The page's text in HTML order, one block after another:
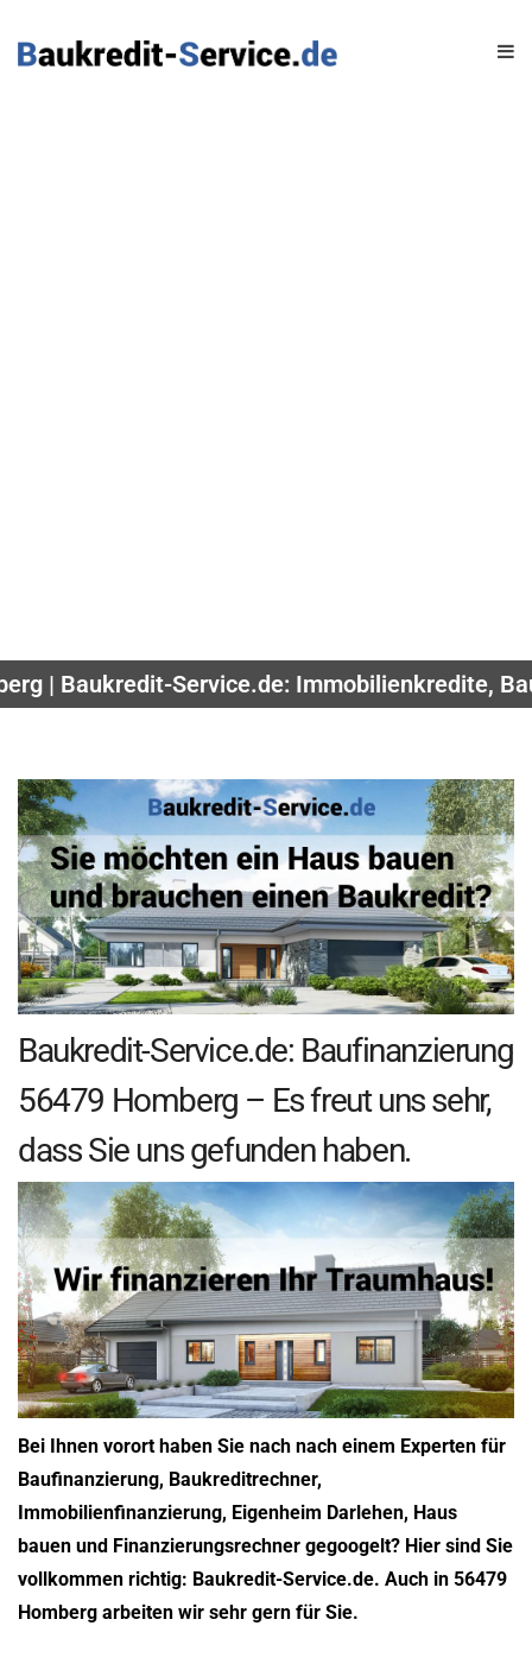
| Baukredit-Service.de: Immobilienkredite,
Baukredit-Service.de: Baufinanzierung
56479 Homberg – Es freut uns sehr,
dass Sie uns gefunden haben.
Bei Ihnen vorort haben Sie nach nach einem Experten für
Baufinanzierung, Baukreditrechner,
Immobilienfinanzierung, Eigenheim Darlehen, Haus
bauen und Finanzierungsrechner gegoogelt? Hier sind Sie
vollkommen richtig: Baukredit-Service.de. Auch in 56479
Homberg arbeiten wir sehr gern für Sie.